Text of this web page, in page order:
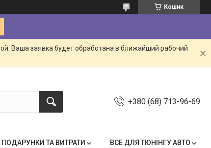
Кошик
Ваша заявка будет обработана в ближайший рабочий
+380 (68) 713-96-69
ПОДАРУНКИ ТА ВИТРАТИ ВСЕ ДЛЯ ТЮНІНГУ АВТО